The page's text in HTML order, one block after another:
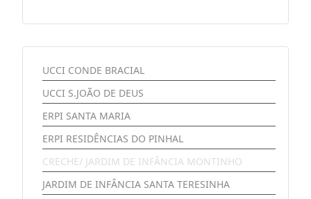
UCCI CONDE BRACIAL
UCCI S.JOÃO DE DEUS
ERPI SANTA MARIA
ERPI RESIDÊNCIAS DO PINHAL
CRECHE/ JARDIM DE INFÂNCIA MONTINHO
JARDIM DE INFÂNCIA SANTA TERESINHA